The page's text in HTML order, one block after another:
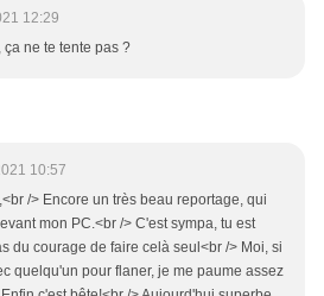
12:29
ne te tente pas ?
10:57
/> Encore un très beau reportage, qui
mon PC.<br /> C'est sympa, tu est
du courage de faire celà seul<br /> Moi, si
quelqu'un pour flaner, je me paume assez